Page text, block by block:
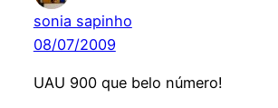
sonia sapinho
08/07/2009
UAU 900 que belo número!